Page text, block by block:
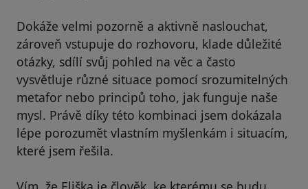
Dokáže velmi pozorně a aktivně naslouchat,
zároveň vstupuje do rozhovoru, klade důležité
otázky, sdílí svůj pohled na věc a často
vysvětluje různé situace pomocí srozumitelných
metafor nebo principů toho, jak funguje naše
mysl. Právě díky této kombinaci jsem dokázala
lépe porozumět vlastním myšlenkám i situacím,
které jsem řešila.